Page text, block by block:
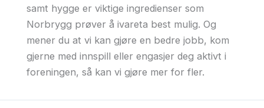
samt hygge er viktige ingredienser som
Norbrygg prøver å ivareta best mulig. Og
mener du at vi kan gjøre en bedre jobb, kom
gjerne med innspill eller engasjer deg aktivt i
foreningen, så kan vi gjøre mer for fler.